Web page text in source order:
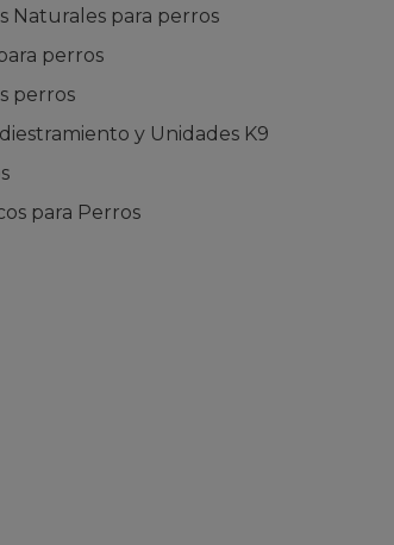
Naturales para perros
perros
perros
y Unidades K9
para Perros